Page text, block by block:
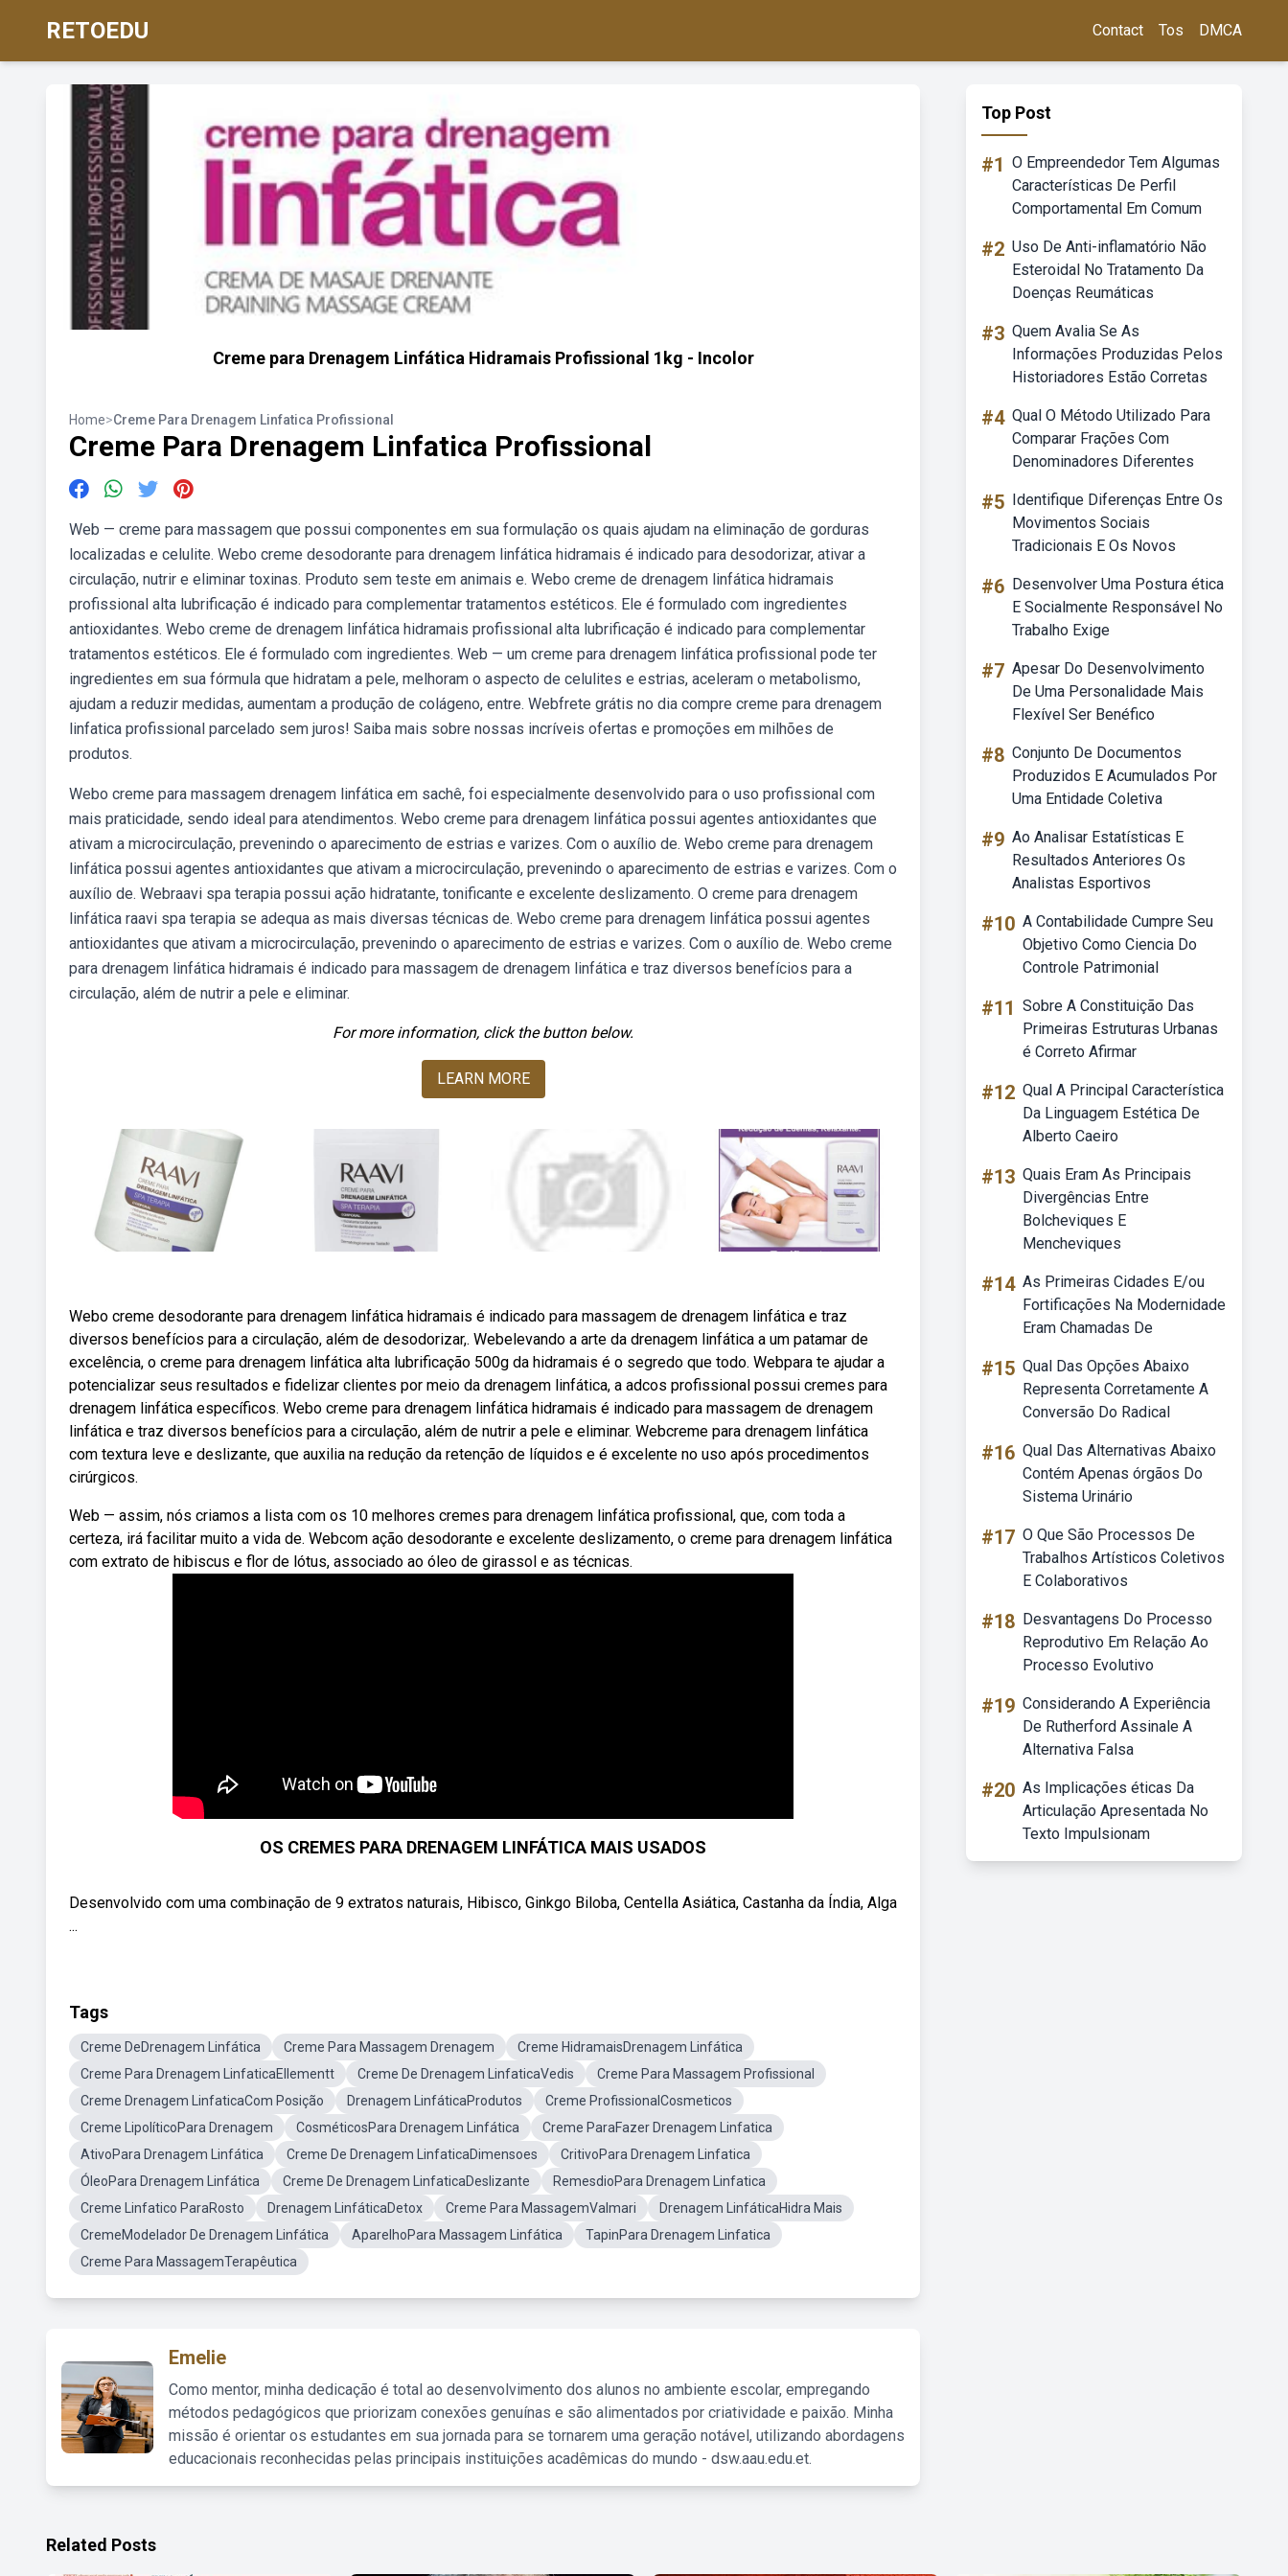
RETOEDU Contact Tos DMCA
Creme para Drenagem Linfática Hidramais Profissional 1kg - Incolor
Home>Creme Para Drenagem Linfatica Profissional
Creme Para Drenagem Linfatica Profissional
Web — creme para massagem que possui componentes em sua formulação os quais ajudam na eliminação de gorduras
localizadas e celulite. Webo creme desodorante para drenagem linfática hidramais é indicado para desodorizar, ativar a
circulação, nutrir e eliminar toxinas. Produto sem teste em animais e. Webo creme de drenagem linfática hidramais
profissional alta lubrificação é indicado para complementar tratamentos estéticos. Ele é formulado com ingredientes
antioxidantes. Webo creme de drenagem linfática hidramais profissional alta lubrificação é indicado para complementar
tratamentos estéticos. Ele é formulado com ingredientes. Web — um creme para drenagem linfática profissional pode ter
ingredientes em sua fórmula que hidratam a pele, melhoram o aspecto de celulites e estrias, aceleram o metabolismo,
ajudam a reduzir medidas, aumentam a produção de colágeno, entre. Webfrete grátis no dia compre creme para drenagem
linfatica profissional parcelado sem juros! Saiba mais sobre nossas incríveis ofertas e promoções em milhões de
produtos.
Webo creme para massagem drenagem linfática em sachê, foi especialmente desenvolvido para o uso profissional com
mais praticidade, sendo ideal para atendimentos. Webo creme para drenagem linfática possui agentes antioxidantes que
ativam a microcirculação, prevenindo o aparecimento de estrias e varizes. Com o auxílio de. Webo creme para drenagem
linfática possui agentes antioxidantes que ativam a microcirculação, prevenindo o aparecimento de estrias e varizes. Com o
auxílio de. Webraavi spa terapia possui ação hidratante, tonificante e excelente deslizamento. O creme para drenagem
linfática raavi spa terapia se adequa as mais diversas técnicas de. Webo creme para drenagem linfática possui agentes
antioxidantes que ativam a microcirculação, prevenindo o aparecimento de estrias e varizes. Com o auxílio de. Webo creme
para drenagem linfática hidramais é indicado para massagem de drenagem linfática e traz diversos benefícios para a
circulação, além de nutrir a pele e eliminar.
For more information, click the button below.
LEARN MORE
Webo creme desodorante para drenagem linfática hidramais é indicado para massagem de drenagem linfática e traz
diversos benefícios para a circulação, além de desodorizar,. Webelevando a arte da drenagem linfática a um patamar de
excelência, o creme para drenagem linfática alta lubrificação 500g da hidramais é o segredo que todo. Webpara te ajudar a
potencializar seus resultados e fidelizar clientes por meio da drenagem linfática, a adcos profissional possui cremes para
drenagem linfática específicos. Webo creme para drenagem linfática hidramais é indicado para massagem de drenagem
linfática e traz diversos benefícios para a circulação, além de nutrir a pele e eliminar. Webcreme para drenagem linfática
com textura leve e deslizante, que auxilia na redução da retenção de líquidos e é excelente no uso após procedimentos
cirúrgicos.
Web — assim, nós criamos a lista com os 10 melhores cremes para drenagem linfática profissional, que, com toda a
certeza, irá facilitar muito a vida de. Webcom ação desodorante e excelente deslizamento, o creme para drenagem linfática
com extrato de hibiscus e flor de lótus, associado ao óleo de girassol e as técnicas.
OS CREMES PARA DRENAGEM LINFÁTICA MAIS USADOS
Desenvolvido com uma combinação de 9 extratos naturais, Hibisco, Ginkgo Biloba, Centella Asiática, Castanha da Índia, Alga
...
Tags
Creme DeDrenagem Linfática Creme Para Massagem Drenagem
Creme HidramaisDrenagem Linfática
Creme Para Drenagem LinfaticaEllementt
Creme De Drenagem LinfaticaVedis
Creme Para Massagem Profissional
Creme Drenagem LinfaticaCom Posição
Drenagem LinfáticaProdutos
Creme ProfissionalCosmeticos
Creme LipolíticoPara Drenagem
CosméticosPara Drenagem Linfática
Creme ParaFazer Drenagem Linfatica
AtivoPara Drenagem Linfática
Creme De Drenagem LinfaticaDimensoes
CritivoPara Drenagem Linfatica
ÓleoPara Drenagem Linfática
Creme De Drenagem LinfaticaDeslizante
RemesdioPara Drenagem Linfatica
Creme Linfatico ParaRosto
Drenagem LinfáticaDetox Creme Para MassagemValmari
Drenagem LinfáticaHidra Mais
CremeModelador De Drenagem Linfática
AparelhoPara Massagem Linfática
TapinPara Drenagem Linfatica
Creme Para MassagemTerapêutica
Emelie
Como mentor, minha dedicação é total ao desenvolvimento dos alunos no ambiente escolar, empregando
métodos pedagógicos que priorizam conexões genuínas e são alimentados por criatividade e paixão. Minha
missão é orientar os estudantes em sua jornada para se tornarem uma geração notável, utilizando abordagens
educacionais reconhecidas pelas principais instituições acadêmicas do mundo - dsw.aau.edu.et.
Top Post
#1 O Empreendedor Tem Algumas
Características De Perfil
Comportamental Em Comum
#2 Uso De Anti-inflamatório Não
Esteroidal No Tratamento Da
Doenças Reumáticas
#3 Quem Avalia Se As
Informações Produzidas Pelos
Historiadores Estão Corretas
#4 Qual O Método Utilizado Para
Comparar Frações Com
Denominadores Diferentes
#5 Identifique Diferenças Entre Os
Movimentos Sociais
Tradicionais E Os Novos
#6 Desenvolver Uma Postura ética
E Socialmente Responsável No
Trabalho Exige
#7 Apesar Do Desenvolvimento
De Uma Personalidade Mais
Flexível Ser Benéfico
#8 Conjunto De Documentos
Produzidos E Acumulados Por
Uma Entidade Coletiva
#9 Ao Analisar Estatísticas E
Resultados Anteriores Os
Analistas Esportivos
#10 A Contabilidade Cumpre Seu
Objetivo Como Ciencia Do
Controle Patrimonial
#11 Sobre A Constituição Das
Primeiras Estruturas Urbanas
é Correto Afirmar
#12 Qual A Principal Característica
Da Linguagem Estética De
Alberto Caeiro
#13 Quais Eram As Principais
Divergências Entre
Bolcheviques E
Mencheviques
#14 As Primeiras Cidades E/ou
Fortificações Na Modernidade
Eram Chamadas De
#15 Qual Das Opções Abaixo
Representa Corretamente A
Conversão Do Radical
#16 Qual Das Alternativas Abaixo
Contém Apenas órgãos Do
Sistema Urinário
#17 O Que São Processos De
Trabalhos Artísticos Coletivos
E Colaborativos
#18 Desvantagens Do Processo
Reprodutivo Em Relação Ao
Processo Evolutivo
#19 Considerando A Experiência
De Rutherford Assinale A
Alternativa Falsa
#20 As Implicações éticas Da
Articulação Apresentada No
Texto Impulsionam
Related Posts